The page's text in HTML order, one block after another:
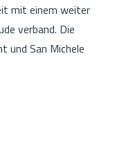
mit einem weiter
verband. Die
und San Michele